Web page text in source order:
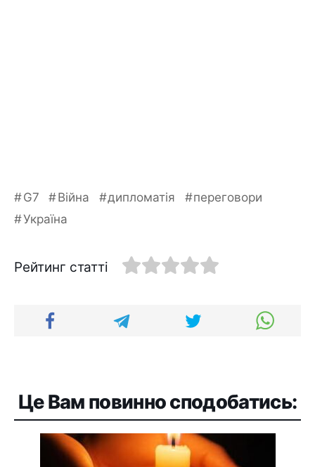
G7 Війна дипломатія
переговори
Україна
Рейтинг статті
Це Вам повинно сподобатись: